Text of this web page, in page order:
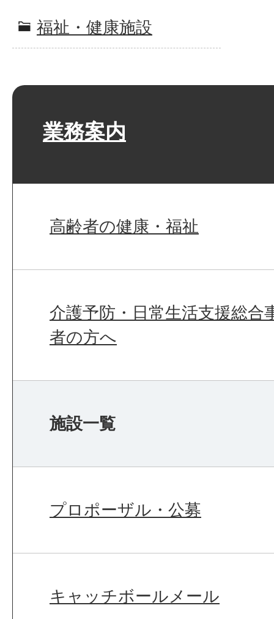
福祉・健康施設
業務案内
高齢者の健康・福祉
介護予防・日常生活支援総合
者の方へ
施設一覧
プロポーザル・公募
キャッチボールメール